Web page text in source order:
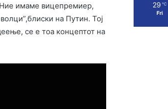
Ние имаме вицепремиер,
на Путин. Тој
се е тоа концептот на
29 ℃
Fri